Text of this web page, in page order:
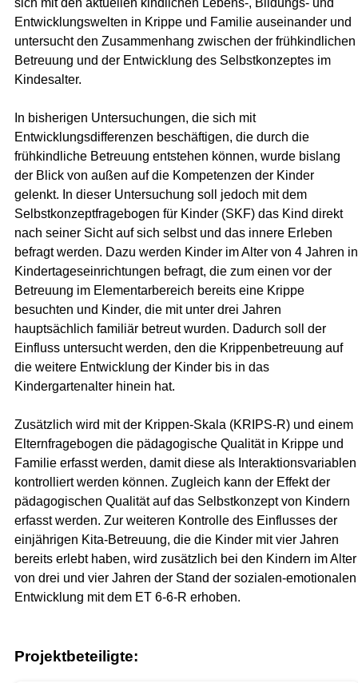
sich mit den aktuellen kindlichen Lebens-, Bildungs- und
Entwicklungswelten in Krippe und Familie auseinander und
untersucht den Zusammenhang zwischen der frühkindlichen
Betreuung und der Entwicklung des Selbstkonzeptes im
Kindesalter.
In bisherigen Untersuchungen, die sich mit
Entwicklungsdifferenzen beschäftigen, die durch die
frühkindliche Betreuung entstehen können, wurde bislang
der Blick von außen auf die Kompetenzen der Kinder
gelenkt. In dieser Untersuchung soll jedoch mit dem
Selbstkonzeptfragebogen für Kinder (SKF) das Kind direkt
nach seiner Sicht auf sich selbst und das innere Erleben
befragt werden. Dazu werden Kinder im Alter von 4 Jahren in
Kindertageseinrichtungen befragt, die zum einen vor der
Betreuung im Elementarbereich bereits eine Krippe
besuchten und Kinder, die mit unter drei Jahren
hauptsächlich familiär betreut wurden. Dadurch soll der
Einfluss untersucht werden, den die Krippenbetreuung auf
die weitere Entwicklung der Kinder bis in das
Kindergartenalter hinein hat.
Zusätzlich wird mit der Krippen-Skala (KRIPS-R) und einem
Elternfragebogen die pädagogische Qualität in Krippe und
Familie erfasst werden, damit diese als Interaktionsvariablen
kontrolliert werden können. Zugleich kann der Effekt der
pädagogischen Qualität auf das Selbstkonzept von Kindern
erfasst werden. Zur weiteren Kontrolle des Einflusses der
einjährigen Kita-Betreuung, die die Kinder mit vier Jahren
bereits erlebt haben, wird zusätzlich bei den Kindern im Alter
von drei und vier Jahren der Stand der sozialen-emotionalen
Entwicklung mit dem ET 6-6-R erhoben.
Projektbeteiligte: